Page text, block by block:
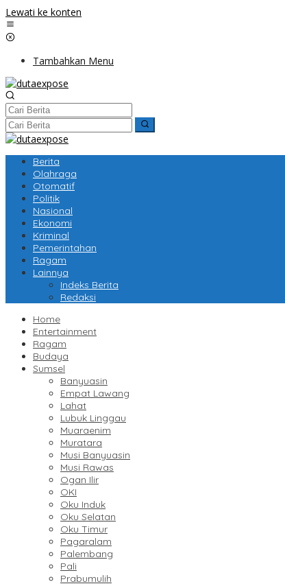
Lewati ke konten
Tambahkan Menu
Berita
Olahraga
Otomatif
Politik
Nasional
Ekonomi
Kriminal
Pemerintahan
Ragam
Lainnya
Indeks Berita
Redaksi
Home
Entertainment
Ragam
Budaya
Sumsel
Banyuasin
Empat Lawang
Lahat
Lubuk Linggau
Muaraenim
Muratara
Musi Banyuasin
Musi Rawas
Ogan Ilir
OKI
Oku Induk
Oku Selatan
Oku Timur
Pagaralam
Palembang
Pali
Prabumulih